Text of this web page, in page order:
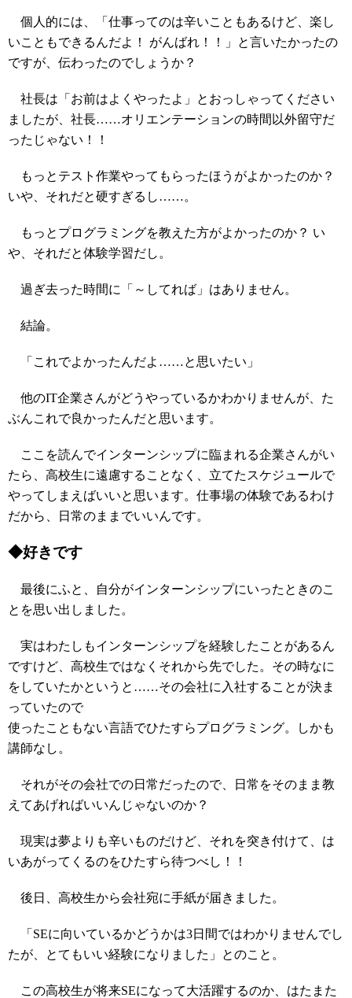
個人的には、「仕事ってのは辛いこともあるけど、楽し
いこともできるんだよ！ がんばれ！！」と言いたかったの
ですが、伝わったのでしょうか？
社長は「お前はよくやったよ」とおっしゃってください
ましたが、社長……オリエンテーションの時間以外留守だ
ったじゃない！！
もっとテスト作業やってもらったほうがよかったのか？
いや、それだと硬すぎるし……。
もっとプログラミングを教えた方がよかったのか？ い
や、それだと体験学習だし。
過ぎ去った時間に「～してれば」はありません。
結論。
「これでよかったんだよ……と思いたい」
他のIT企業さんがどうやっているかわかりませんが、た
ぶんこれで良かったんだと思います。
ここを読んでインターンシップに臨まれる企業さんがい
たら、高校生に遠慮することなく、立てたスケジュールで
やってしまえばいいと思います。仕事場の体験であるわけ
だから、日常のままでいいんです。
◆好きです
最後にふと、自分がインターンシップにいったときのこ
とを思い出しました。
実はわたしもインターンシップを経験したことがあるん
ですけど、高校生ではなくそれから先でした。その時なに
をしていたかというと……その会社に入社することが決ま
っていたので
使ったこともない言語でひたすらプログラミング。しかも
講師なし。
それがその会社での日常だったので、日常をそのまま教
えてあげればいいんじゃないのか？
現実は夢よりも辛いものだけど、それを突き付けて、は
いあがってくるのをひたすら待つべし！！
後日、高校生から会社宛に手紙が届きました。
「SEに向いているかどうかは3日間ではわかりませんでし
たが、とてもいい経験になりました」とのこと。
この高校生が将来SEになって大活躍するのか、はたまた